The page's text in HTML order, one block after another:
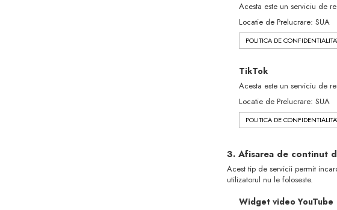
Acesta este un serviciu de
Locatie de Prelucrare: SUA
POLITICA DE
TikTok
Acesta este un serviciu de
Locatie de Prelucrare: SUA
POLITICA DE
3. Afisarea de continut
Acest tip de servicii permit
utilizatorul nu le foloseste.
Widget video YouTube